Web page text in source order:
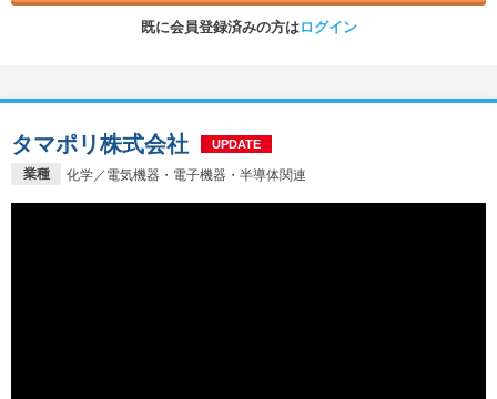
既に会員登録済みの方はログイン
業種 化学／電気機器・電子機器・半導体関連
タマポリ株式会社 UPDATE